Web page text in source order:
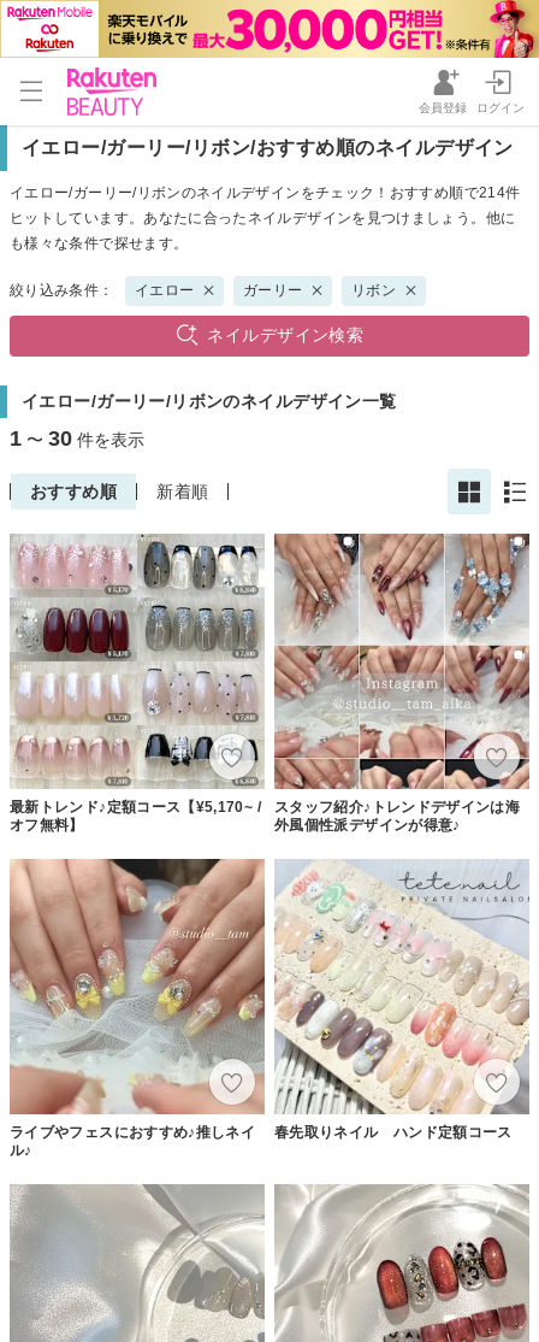
会員登録 ログイン
イエロー/ガーリー/リボン/おすすめ順のネイルデザイン
イエロー/ガーリー/リボンのネイルデザインをチェック！おすすめ順で214件
ヒットしています。あなたに合ったネイルデザインを見つけましょう。他に
も様々な条件で探せます。
絞り込み条件： イエロー ガーリー リボン
ネイルデザイン検索
イエロー/ガーリー/リボンのネイルデザイン一覧
1 〜 30 件を表示
おすすめ順 新着順
最新トレンド♪定額コース【¥5,170~ /
オフ無料】
スタッフ紹介♪トレンドデザインは海
外風個性派デザインが得意♪
ライブやフェスにおすすめ♪推しネイ
ル♪
春先取りネイル ハンド定額コース